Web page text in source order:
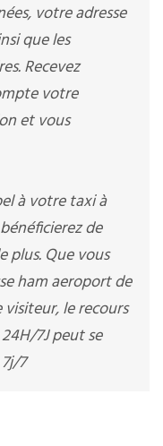
votre adresse
que les
Recevez
votre
et vous
à votre taxi à
de
plus. Que vous
ham aeroport de
le recours
24H/7J peut se
7